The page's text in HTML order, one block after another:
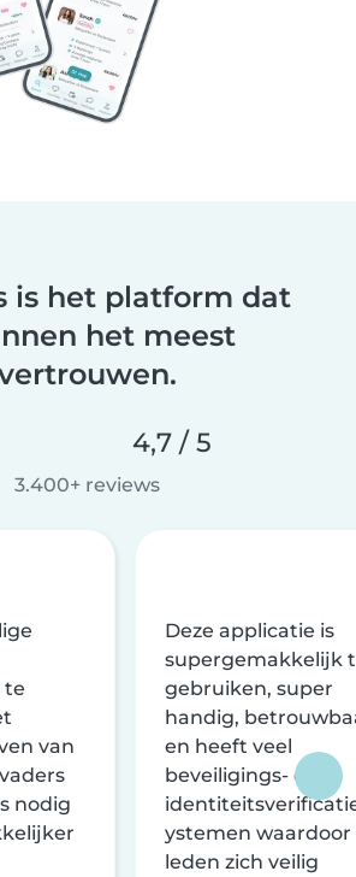
is het platform dat
het meest
4,7 / 5
3.400+ reviews
te
van
nodig
Deze applicatie is
supergemakkelijk
gebruiken, super
handig,
en heeft veel
beveiligings- en
ystemen waardoor
leden zich veilig